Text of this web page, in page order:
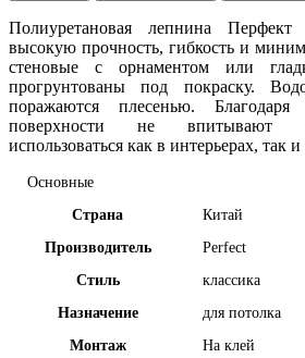
Полиуретановая лепнина Перфект
высокую прочность, гибкость и
стеновые с орнаментом или
прогрунтованы под покраску.
поражаются плесенью. Благодаря
поверхности не впитывают
использоваться как в интерьерах, так
Основные
Страна
Китай
Производитель
Perfect
Стиль
классика
Назначение
для потолка
Монтаж
На клей